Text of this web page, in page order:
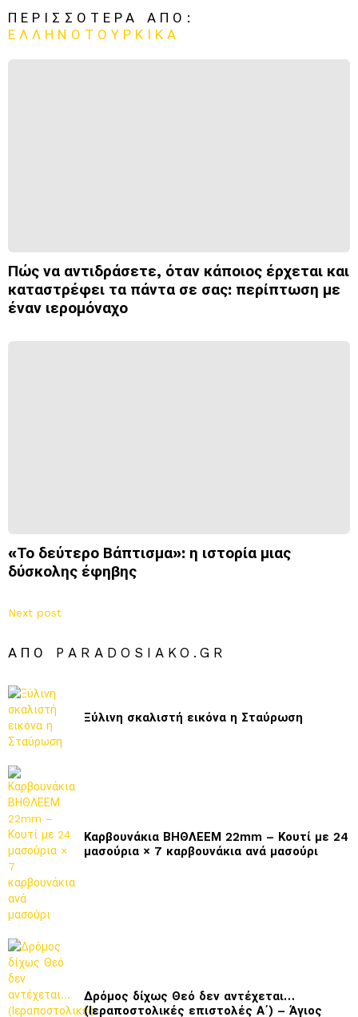
ΠΕΡΙΣΣΌΤΕΡΑ ΑΠΌ:
ΕΛΛΗΝΟΤΟΥΡΚΙΚΆ
Πώς να αντιδράσετε, όταν κάποιος έρχεται και
καταστρέφει τα πάντα σε σας: περίπτωση με
έναν ιερομόναχο
«Το δεύτερο Βάπτισμα»: η ιστορία μιας
δύσκολης έφηβης
Next post
ΑΠΌ PARADOSIAKO.GR
Ξύλινη σκαλιστή εικόνα η Σταύρωση
Καρβουνάκια ΒΗΘΛΕΕΜ 22mm – Κουτί με 24
μασούρια × 7 καρβουνάκια ανά μασούρι
Δρόμος δίχως Θεό δεν αντέχεται…
(Ιεραποστολικές επιστολές Α΄) – Άγιος